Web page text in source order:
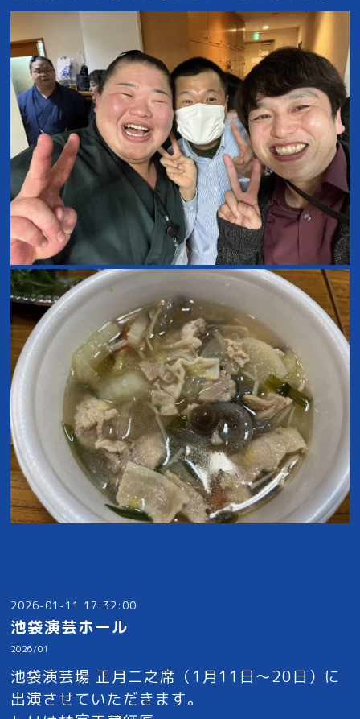
2026-01-11 17:32:00
池袋演芸ホール
2026/01
池袋演芸場 正月二之席（1月11日〜20日）に
出演させていただきます。